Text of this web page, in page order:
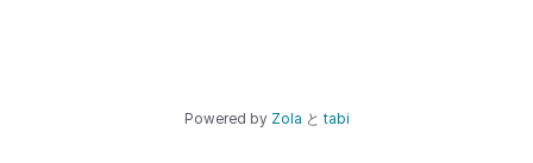
Powered by Zola と tabi